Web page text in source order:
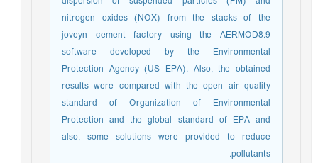
nitrogen oxides (NOX) from the stacks of the
joveyn cement factory using the AERMOD8.9
software developed by the Environmental
Protection Agency (US EPA). Also, the obtained
results were compared with the open air quality
standard of Organization of Environmental
Protection and the global standard of EPA and
also, some solutions were provided to reduce
pollutants.